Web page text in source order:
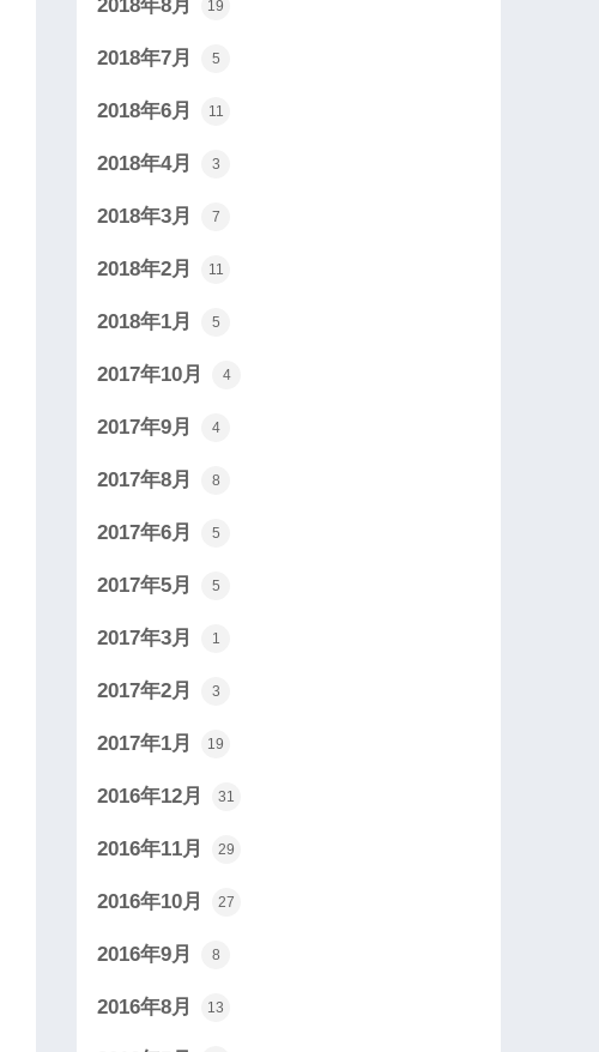
2018年8月 19
2018年7月 5
2018年6月 11
2018年4月 3
2018年3月 7
2018年2月 11
2018年1月 5
2017年10月 4
2017年9月 4
2017年8月 8
2017年6月 5
2017年5月 5
2017年3月 1
2017年2月 3
2017年1月 19
2016年12月 31
2016年11月 29
2016年10月 27
2016年9月 8
2016年8月 13